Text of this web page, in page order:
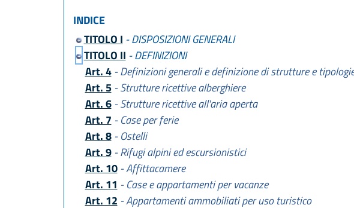
L.R. 30 luglio 2019, n. 13
INDICE
TITOLO I - DISPOSIZIONI GENERALI
TITOLO II - DEFINIZIONI
Art. 4- Definizioni generali e definizione di strutture e
Art. 5- Strutture ricettive alberghiere
Art. 6- Strutture ricettive all'aria aperta
Art. 7 - Case per ferie
Art. 8- Ostelli
Art. 9- Rifugi alpini ed escursionistici
Art. 10- Affittacamere
Art. 11 - Case e appartamenti per vacanze
Art. 12 - Appartamenti ammobiliati per uso turistico